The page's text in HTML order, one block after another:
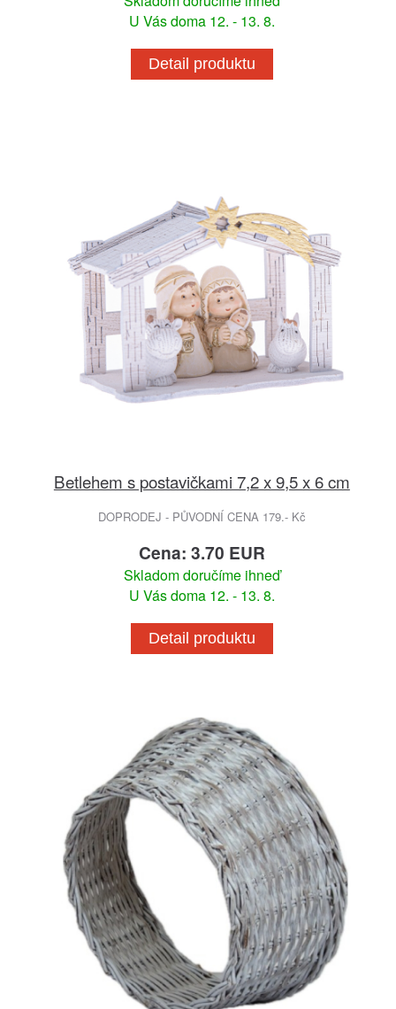
U Vás doma 12. - 13. 8.
Detail produktu
Betlehem s postavičkami 7,2 x 9,5 x 6 cm
DOPRODEJ - PŮVODNÍ CENA 179.- Kč
Cena: 3.70 EUR
Skladom doručíme ihneď
U Vás doma 12. - 13. 8.
Detail produktu